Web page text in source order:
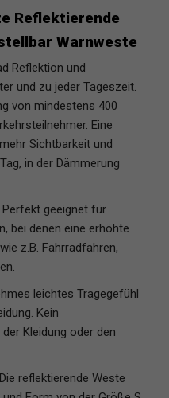
Reflektierende
Warnweste
Reflektion und
und zu jeder Tageszeit.
von mindestens 400
Eine
Sichtbarkeit und
in der Dämmerung
Perfekt geeignet für
bei denen eine erhöhte
z.B. Fahrradfahren,
leichtes Tragegefühl
Kein
Kleidung oder den
reflektierende Weste